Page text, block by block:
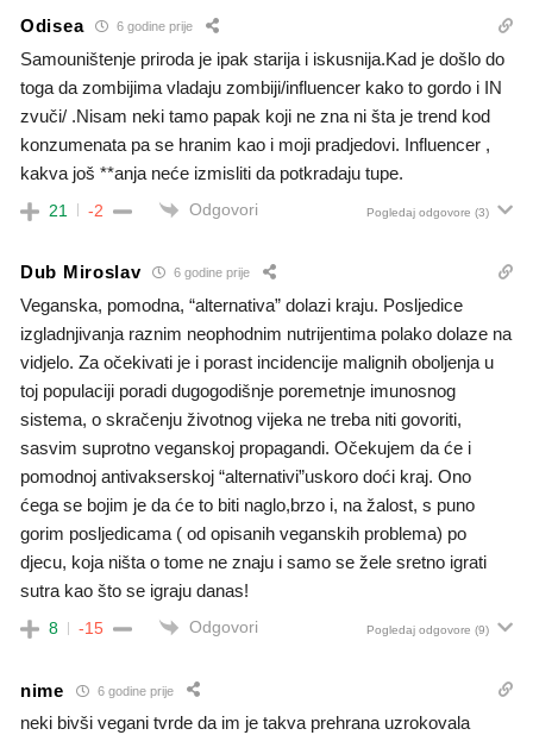
Odisea 6 godine prije
Samouništenje priroda je ipak starija i iskusnija.Kad je došlo do
toga da zombijima vladaju zombiji/influencer kako to gordo i IN
zvuči/ .Nisam neki tamo papak koji ne zna ni šta je trend kod
konzumenata pa se hranim kao i moji pradjedovi. Influencer ,
kakva još **anja neće izmisliti da potkradaju tupe.
21 -2 Odgovori Pogledaj odgovore (3)
Dub Miroslav 6 godine prije
Veganska, pomodna, “alternativa” dolazi kraju. Posljedice
izgladnjivanja raznim neophodnim nutrijentima polako dolaze na
vidjelo. Za očekivati je i porast incidencije malignih oboljenja u
toj populaciji poradi dugogodišnje poremetnje imunosnog
sistema, o skračenju životnog vijeka ne treba niti govoriti,
sasvim suprotno veganskoj propagandi. Očekujem da će i
pomodnoj antivakserskoj “alternativi”uskoro doći kraj. Ono
ćega se bojim je da će to biti naglo,brzo i, na žalost, s puno
gorim posljedicama ( od opisanih veganskih problema) po
djecu, koja ništa o tome ne znaju i samo se žele sretno igrati
sutra kao što se igraju danas!
8 -15 Odgovori Pogledaj odgovore (9)
nime 6 godine prije
neki bivši vegani tvrde da im je takva prehrana uzrokovala